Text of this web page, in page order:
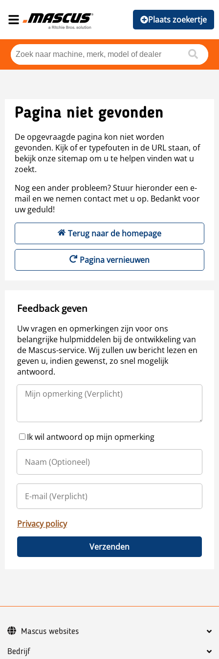
Plaats zoekertje
Pagina niet gevonden
De opgevraagde pagina kon niet worden
gevonden. Kijk of er typefouten in de URL staan, of
bekijk onze sitemap om u te helpen vinden wat u
zoekt.
Nog een ander probleem? Stuur hieronder een e-
mail en we nemen contact met u op. Bedankt voor
uw geduld!
Terug naar de homepage
Pagina vernieuwen
Feedback geven
Uw vragen en opmerkingen zijn voor ons
belangrijke hulpmiddelen bij de ontwikkeling van
de Mascus-service. Wij zullen uw bericht lezen en
geven u, indien gewenst, zo snel mogelijk
antwoord.
Ik wil antwoord op mijn opmerking
Privacy policy
Verzenden
Bedrijf
Mascus websites